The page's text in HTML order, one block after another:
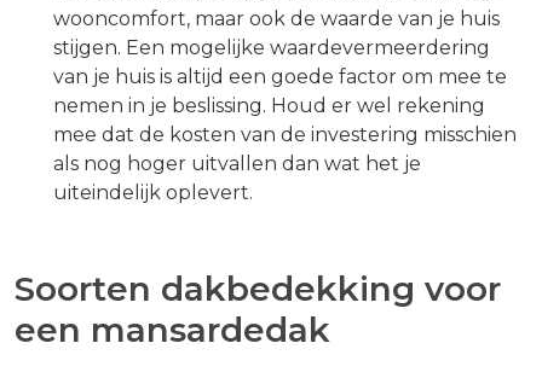
wooncomfort, maar ook de waarde van je huis
stijgen. Een mogelijke waardevermeerdering
van je huis is altijd een goede factor om mee te
nemen in je beslissing. Houd er wel rekening
mee dat de kosten van de investering misschien
als nog hoger uitvallen dan wat het je
uiteindelijk oplevert.
Soorten dakbedekking voor
een mansardedak